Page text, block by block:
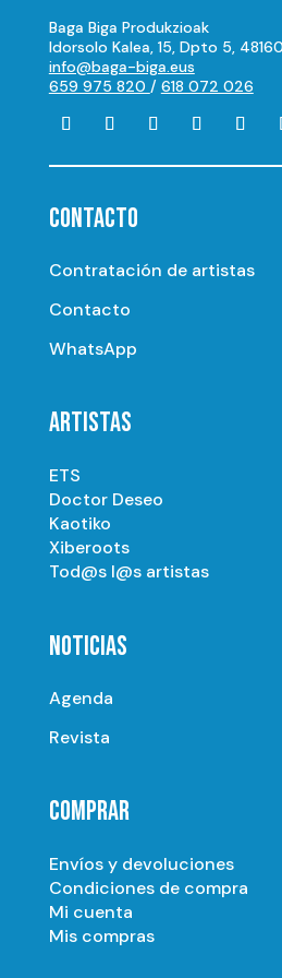
Baga Biga Produkzioak
Idorsolo Kalea, 15, Dpto 5,
info@baga-biga.eus
659 975 820 / 618 072 026
CONTACTO
Contratación de artistas
Contacto
WhatsApp
ARTISTAS
ETS
Doctor Deseo
Kaotiko
Xiberoots
Tod@s l@s artistas
NOTICIAS
Agenda
Revista
COMPRAR
Envíos y devoluciones
Condiciones de compra
Mi cuenta
Mis compras